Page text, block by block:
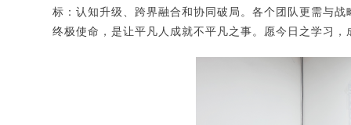
标：认知升级、跨界融合和协同破局。各个团队更需与
终极使命，是让平凡人成就不平凡之事。愿今日之学习